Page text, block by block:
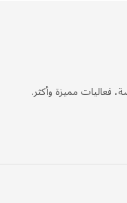
مميزة وأكثر.